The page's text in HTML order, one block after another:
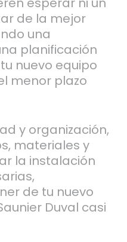
de la mejor
una
planificación
nuevo equipo
menor plazo
y organización,
materiales y
la instalación
de tu nuevo
Duval casi